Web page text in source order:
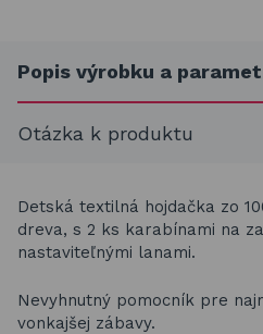
Popis výrobku a
Otázka k produktu
Detská textilná hojdačka zo
dreva, s 2 ks karabínami na
nastaviteľnými lanami.
Nevyhnutný pomocník pre
vonkajšej zábavy.